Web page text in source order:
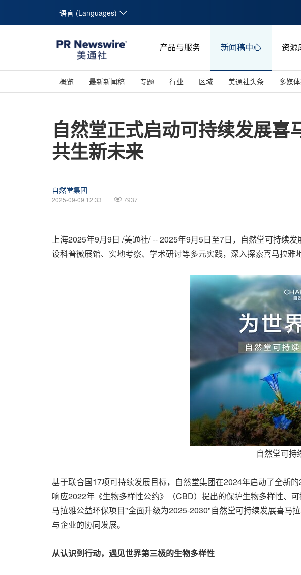
语言 (Languages)
产品与服务 新闻稿中心 资源
概览 最新新闻稿 专题 行业 区域 美通社头条 多媒
自然堂正式启动可持续发展
共生新未来
自然堂集团
2025-09-09 12:33 7937
上海2025年9月9日 /美通社/ -- 2025年9月5日至7日，自然堂可持续
设科普微展馆、实地考察、学术研讨等多元实践，深入探索喜马拉雅
自然堂可持
基于联合国17项可持续发展目标，自然堂集团在2024年启动了全新
响应2022年《生物多样性公约》（CBD）提出的保护生物多样性、
马拉雅公益环保项目"全面升级为2025-2030"自然堂可持续发展喜马
与企业的协同发展。
从认识到行动，遇见世界第三极的生物多样性